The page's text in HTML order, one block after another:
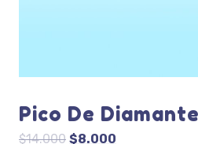
Pico De
$14.000 El
$8.000